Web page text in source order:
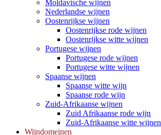
Moldavische wijnen
Nederlandse wijnen
Oostenrijkse wijnen
Oostenrijkse rode wijnen
Oostenrijkse witte wijnen
Portugese wijnen
Portugese rode wijnen
Portugese witte wijnen
Spaanse wijnen
Spaanse witte wijn
Spaanse rode wijn
Zuid-Afrikaanse wijnen
Zuid Afrikaanse rode wijn
Zuid-Afrikaanse witte wijnen
Wijndomeinen